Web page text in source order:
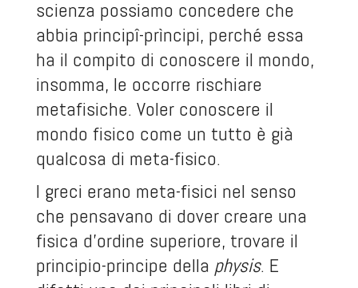
scienza possiamo concedere che
abbia principî-prìncipi, perché essa
ha il compito di conoscere il mondo,
insomma, le occorre rischiare
metafisiche. Voler conoscere il
mondo fisico come un tutto è già
qualcosa di meta-fisico.
I greci erano meta-fisici nel senso
che pensavano di dover creare una
fisica d’ordine superiore, trovare il
principio-principe della physis. E